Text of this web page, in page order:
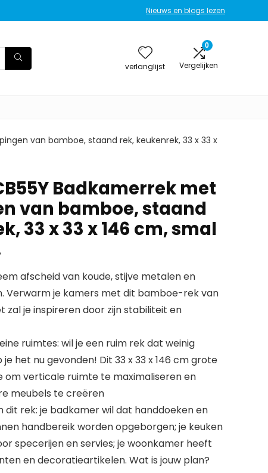
Nieuws en blogs lezen
verlanglijst
0
Vergelijken
van bamboe, staand rek, keukenrek, 33 x 33 x
Badkamerrek met
van bamboe, staand
33 x 33 x 146 cm, smal
afscheid van koude, stijve metalen en
Verwarm je kamers met dit bamboe-rek van
zal je inspireren door zijn stabiliteit en
ruimtes: wil je een ruim rek dat weinig
het nu gevonden! Dit 33 x 33 x 146 cm grote
om verticale ruimte te maximaliseren en
meubels te creëren
dit rek: je badkamer wil dat handdoeken en
handbereik worden opgeborgen; je keuken
specerijen en servies; je woonkamer heeft
en decoratieartikelen. Wat is jouw plan?